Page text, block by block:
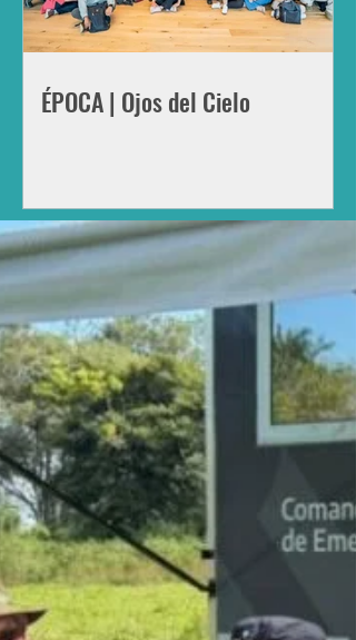
ÉPOCA | Ojos del Cielo